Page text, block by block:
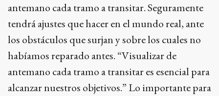
antemano cada tramo a transitar. Seguramente
tendrá ajustes que hacer en el mundo real, ante
los obstáculos que surjan y sobre los cuales no
habíamos reparado antes. “Visualizar de
antemano cada tramo a transitar es esencial para
alcanzar nuestros objetivos.” Lo importante para